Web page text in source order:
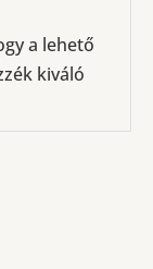
a lehető
kiváló